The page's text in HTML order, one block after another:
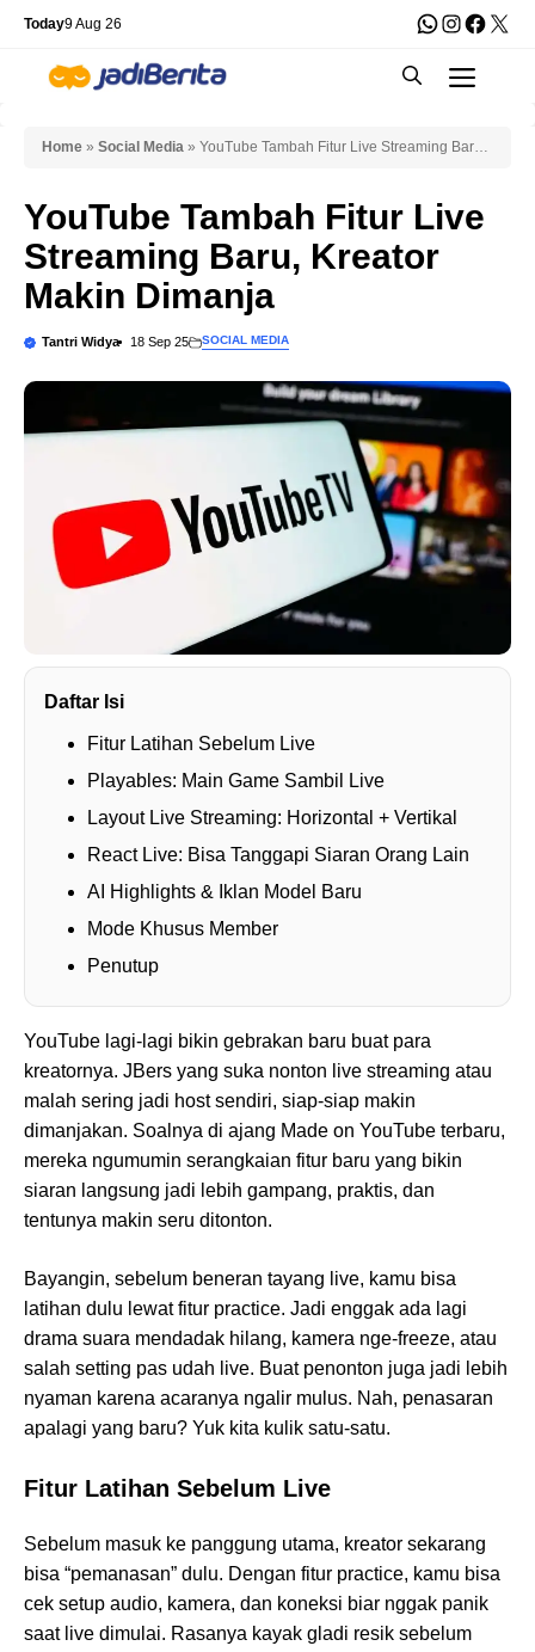
Skip
content
Today9 Aug 26 WhatsApp
X
Home » Social Media » YouTube Tambah Fitur Live Streaming Baru,
YouTube Tambah Fitur Live
Streaming Baru, Kreator
Makin Dimanja
Tantri Widya 18 Sep 25 SOCIAL MEDIA
Daftar Isi
Fitur Latihan Sebelum Live
Playables: Main Game Sambil Live
Layout Live Streaming: Horizontal + Vertikal
React Live: Bisa Tanggapi Siaran Orang Lain
AI Highlights & Iklan Model Baru
Mode Khusus Member
Penutup
YouTube lagi-lagi bikin gebrakan baru buat para
kreatornya. JBers yang suka nonton live streaming atau
malah sering jadi host sendiri, siap-siap makin
dimanjakan. Soalnya di ajang Made on YouTube terbaru,
mereka ngumumin serangkaian fitur baru yang bikin
siaran langsung jadi lebih gampang, praktis, dan
tentunya makin seru ditonton.
Bayangin, sebelum beneran tayang live, kamu bisa
latihan dulu lewat fitur practice. Jadi enggak ada lagi
drama suara mendadak hilang, kamera nge-freeze, atau
salah setting pas udah live. Buat penonton juga jadi lebih
nyaman karena acaranya ngalir mulus. Nah, penasaran
apalagi yang baru? Yuk kita kulik satu-satu.
Fitur Latihan Sebelum Live
Sebelum masuk ke panggung utama, kreator sekarang
bisa “pemanasan” dulu. Dengan fitur practice, kamu bisa
cek setup audio, kamera, dan koneksi biar nggak panik
saat live dimulai. Rasanya kayak gladi resik sebelum